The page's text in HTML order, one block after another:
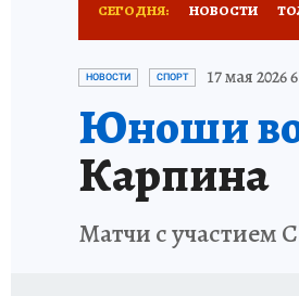
СЕГОДНЯ: НОВОСТИ
ИСПЫТАНО НА
НОВОСТИ СПОРТ 17 мая 2026
Юноши
Карпина
Матчи с участием